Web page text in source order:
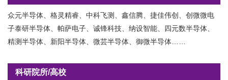
众元半导体、格灵精睿、中科飞测、鑫信腾、捷佳伟创、创微微电
子泰研半导体、帕萨电子、诚锋科技、纳设智能、四元数半导体、
精测半导体、新阳半导体、微芸半导体、御微半导体……
科研院所/高校